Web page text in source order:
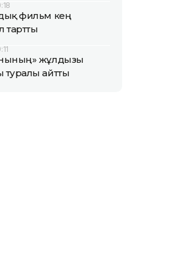
фильм кең
тартты
жұлдызы
айтты